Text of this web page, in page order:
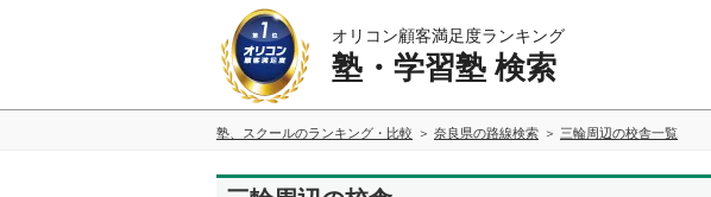
オリコン顧客満足度ランキング
塾・学習塾 検索
塾、スクールのランキング・比較 奈良県の路線検索 三輪周辺の校舎一覧